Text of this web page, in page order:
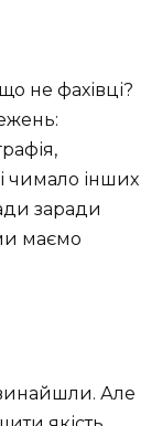
не фахівці?
чимало інших
заради
маємо
Але